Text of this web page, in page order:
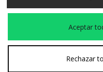
Aceptamos las
Visita nuestra página
Aceptar
Rechazar